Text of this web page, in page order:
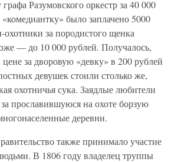
графа Разумовского оркестр за 40 000
было заплачено 5000
за породистого щенка
— до 10 000 рублей. Получалось,
за дворовую «девку» в 200 рублей
девушек стоили столько же,
охотничья сука. Заядлые любители
прославившуюся на охоте борзую
деревни.
также принимало участие
В 1806 году владелец труппы